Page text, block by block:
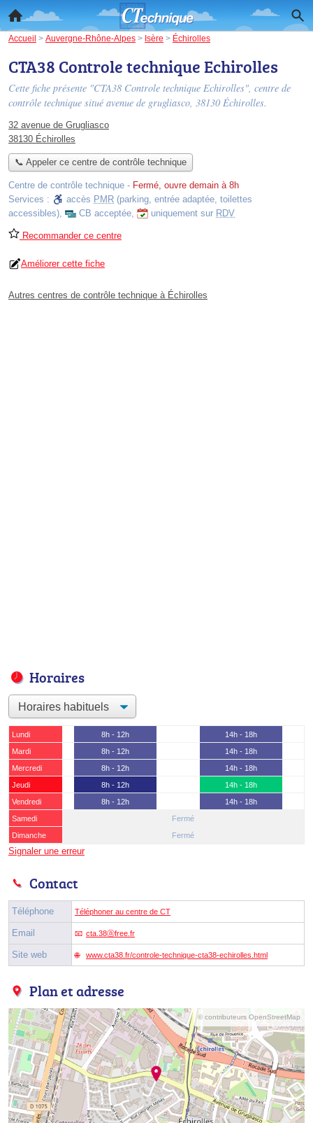
Accueil > Auvergne-Rhône-Alpes > Isère > Échirolles
CTA38 Controle technique Echirolles
Cette fiche présente "CTA38 Controle technique Echirolles", centre de
contrôle technique situé avenue de grugliasco, 38130 Échirolles.
32 avenue de Grugliasco
38130 Échirolles
📞 Appeler ce centre de contrôle technique
Centre de contrôle technique - Fermé, ouvre demain à 8h
Services :
accès PMR (parking, entrée adaptée, toilettes
accessibles), CB acceptée, uniquement sur RDV
Recommander ce centre
Améliorer cette fiche
Autres centres de contrôle technique à Échirolles
Horaires
Lundi 8h - 12h
14h - 18h
Mardi
8h - 12h
14h - 18h
Mercredi
8h - 12h
14h - 18h
Jeudi
8h - 12h
14h - 18h
Vendredi
8h - 12h
14h - 18h
Samedi
Fermé
Dimanche
Fermé
Signaler une erreur
Contact
Téléphone Téléphoner au centre de CT
Email cta.38ⓐfree.fr
Site web www.cta38.fr/controle-technique-cta38-echirolles.html
Plan et adresse
© contributeurs OpenStreetMap